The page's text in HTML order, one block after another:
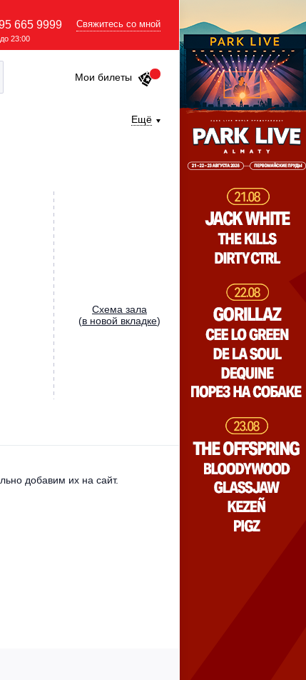
665 9999
23:00
Свяжитесь со мной
Мои билеты
Ещё
Cхема зала
(в новой вкладке)
добавим их на сайт.